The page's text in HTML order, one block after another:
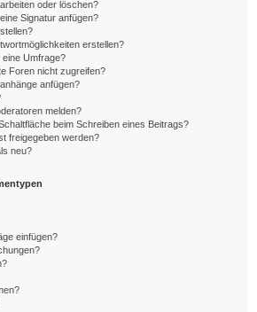
oder löschen?
Signatur anfügen?
erstellen?
Umfrage?
Foren nicht zugreifen?
anfügen?
melden?
beim Schreiben eines Beitrags?
freigegeben werden?
neu?
einfügen?